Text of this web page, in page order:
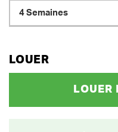
LOUER
LOUER